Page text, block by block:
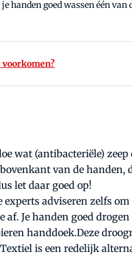
handen goed wassen één
wat (antibacteriële) zeep
bovenkant van de handen,
let daar goed op!
experts adviseren zelfs
af. Je handen goed
handdoek.Deze
is een redelijk